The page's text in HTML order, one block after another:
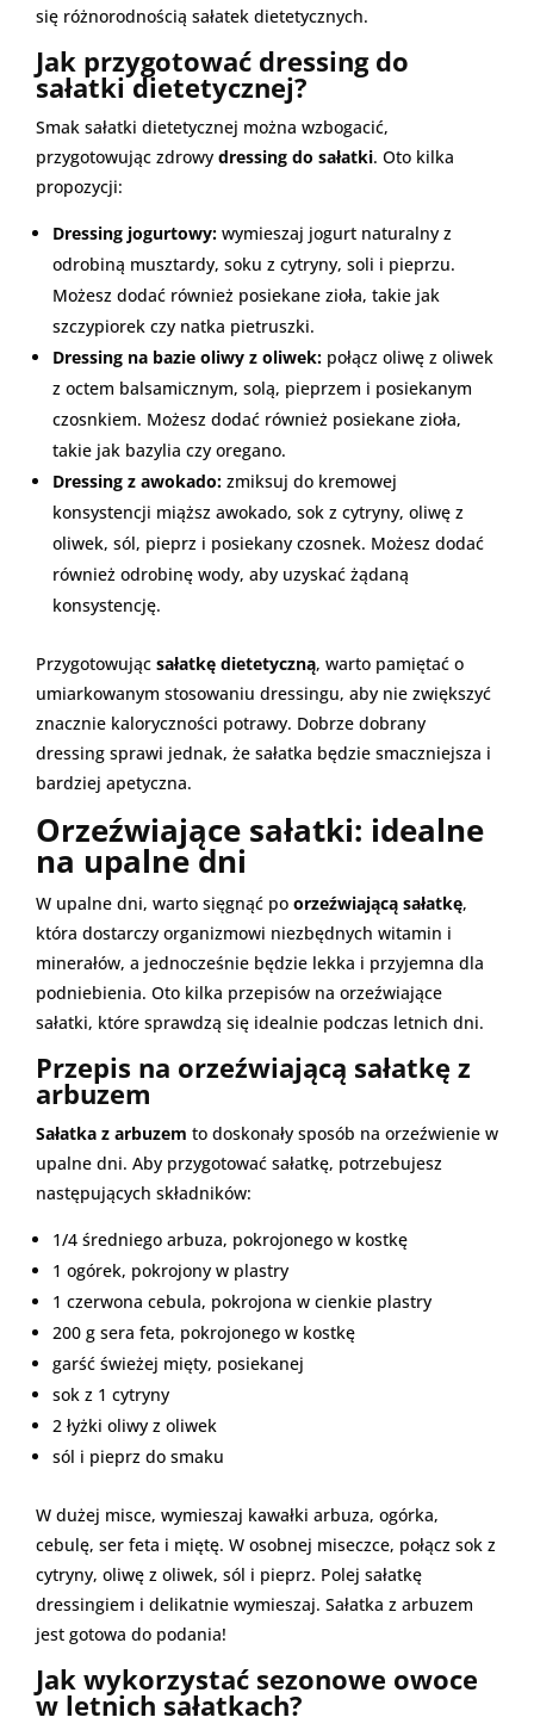
się różnorodnością sałatek dietetycznych.
Jak przygotować dressing do
sałatki dietetycznej?
Smak sałatki dietetycznej można wzbogacić,
przygotowując zdrowy dressing do sałatki. Oto kilka
propozycji:
Dressing jogurtowy: wymieszaj jogurt naturalny z
odrobiną musztardy, soku z cytryny, soli i pieprzu.
Możesz dodać również posiekane zioła, takie jak
szczypiorek czy natka pietruszki.
Dressing na bazie oliwy z oliwek: połącz oliwę z oliwek
z octem balsamicznym, solą, pieprzem i posiekanym
czosnkiem. Możesz dodać również posiekane zioła,
takie jak bazylia czy oregano.
Dressing z awokado: zmiksuj do kremowej
konsystencji miąższ awokado, sok z cytryny, oliwę z
oliwek, sól, pieprz i posiekany czosnek. Możesz dodać
również odrobinę wody, aby uzyskać żądaną
konsystencję.
Przygotowując sałatkę dietetyczną, warto pamiętać o
umiarkowanym stosowaniu dressingu, aby nie zwiększyć
znacznie kaloryczności potrawy. Dobrze dobrany
dressing sprawi jednak, że sałatka będzie smaczniejsza i
bardziej apetyczna.
Orzeźwiające sałatki: idealne
na upalne dni
W upalne dni, warto sięgnąć po orzeźwiającą sałatkę,
która dostarczy organizmowi niezbędnych witamin i
minerałów, a jednocześnie będzie lekka i przyjemna dla
podniebienia. Oto kilka przepisów na orzeźwiające
sałatki, które sprawdzą się idealnie podczas letnich dni.
Przepis na orzeźwiającą sałatkę z
arbuzem
Sałatka z arbuzem to doskonały sposób na orzeźwienie w
upalne dni. Aby przygotować sałatkę, potrzebujesz
następujących składników:
1/4 średniego arbuza, pokrojonego w kostkę
1 ogórek, pokrojony w plastry
1 czerwona cebula, pokrojona w cienkie plastry
200 g sera feta, pokrojonego w kostkę
garść świeżej mięty, posiekanej
sok z 1 cytryny
2 łyżki oliwy z oliwek
sól i pieprz do smaku
W dużej misce, wymieszaj kawałki arbuza, ogórka,
cebulę, ser feta i miętę. W osobnej miseczce, połącz sok z
cytryny, oliwę z oliwek, sól i pieprz. Polej sałatkę
dressingiem i delikatnie wymieszaj. Sałatka z arbuzem
jest gotowa do podania!
Jak wykorzystać sezonowe owoce
w letnich sałatkach?